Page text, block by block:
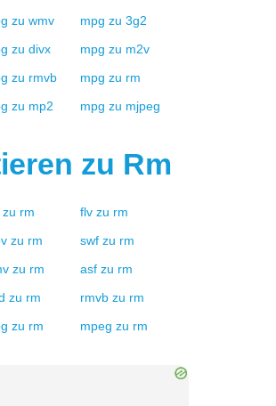
zu wmv mpg zu 3g2
zu divx mpg zu m2v
zu rmvb mpg zu rm
zu mp2 mpg zu mjpeg
zu Rm
zu rm flv zu rm
zu rm swf zu rm
zu rm asf zu rm
zu rm rmvb zu rm
zu rm mpeg zu rm